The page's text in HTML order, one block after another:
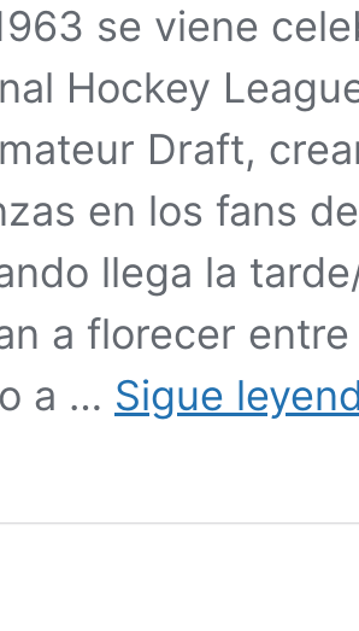
se viene
Hockey
Draft,
en los fans
llega la
a florecer
a … Sigue